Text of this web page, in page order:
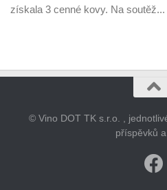
získala 3 cenné kovy. Na soutěž...
© Vino DOT TK s.r.o. ,
příspěvků